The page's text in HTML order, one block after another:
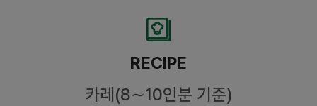
RECIPE
카레(8∼10인분 기준)